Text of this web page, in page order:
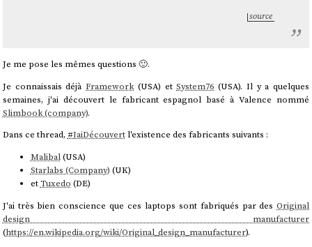
source
Je me pose les mêmes questions 🙂.
Je connaissais déjàFramework(USA) etSystem76 (USA). Il y a quelques
semaines, j'ai découvert le fabricant espagnol basé à Valence nommé
Slimbook (company).
Dans ce thread, #JaiDécouvertl'existence des fabricants suivants :
Malibal(USA)
Starlabs (Company) (UK)
etTuxedo (DE)
J'ai très bien conscience que ces laptops sont fabriqués par desOriginal
design manufacturer
(https://en.wikipedia.org/wiki/Original_design_manufacturer).